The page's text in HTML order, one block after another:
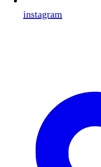
instagram